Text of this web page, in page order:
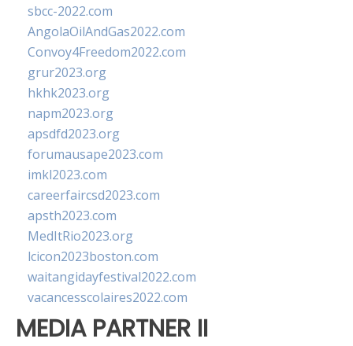
sbcc-2022.com
AngolaOilAndGas2022.com
Convoy4Freedom2022.com
grur2023.org
hkhk2023.org
napm2023.org
apsdfd2023.org
forumausape2023.com
imkl2023.com
careerfaircsd2023.com
apsth2023.com
MedItRio2023.org
lcicon2023boston.com
waitangidayfestival2022.com
vacancesscolaires2022.com
MEDIA PARTNER II